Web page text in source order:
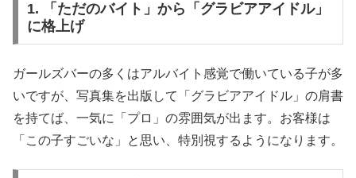
1. 「ただのバイト」から「グラビアアイドル」
に格上げ
ガールズバーの多くはアルバイト感覚で働いている子が多
いですが、写真集を出版して「グラビアアイドル」の肩書
を持てば、一気に「プロ」の雰囲気が出ます。お客様は
「この子すごいな」と思い、特別視するようになります。